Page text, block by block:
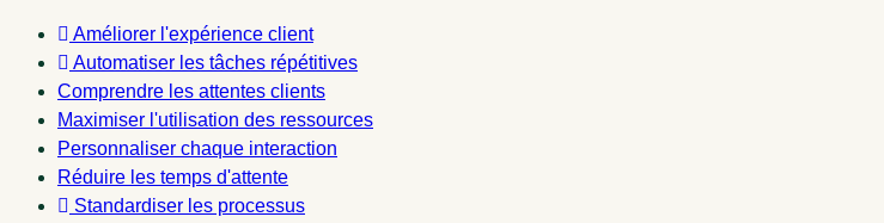
Améliorer l'expérience client
Automatiser les tâches répétitives
Comprendre les attentes clients
Maximiser l'utilisation des ressources
Personnaliser chaque interaction
Réduire les temps d'attente
Standardiser les processus